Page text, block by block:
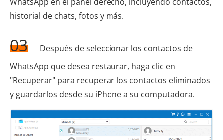
historial de chats, fotos y más.
03
Después de seleccionar los contactos de
WhatsApp que desea restaurar, haga clic en
"Recuperar" para recuperar los contactos eliminados
y guardarlos desde su iPhone a su computadora.